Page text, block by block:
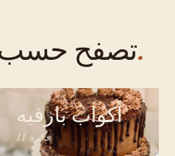
تصفحاللمسة النهائية.
أكواب بارفيه
11 فكرة